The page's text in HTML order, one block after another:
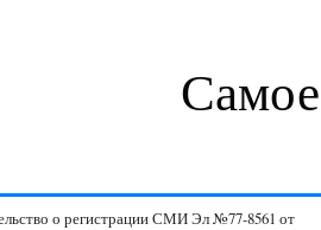
о регистрации СМИ Эл №77-8561 от